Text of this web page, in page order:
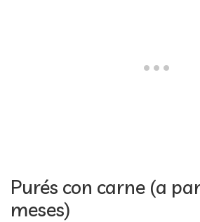
Purés con carne (a
meses)